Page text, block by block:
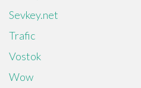
Sevkey.net
Trafic
Vostok
Wow